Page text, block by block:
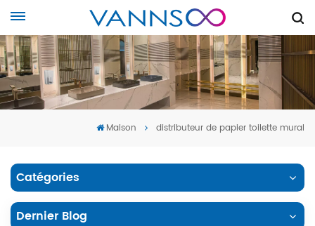
Maison distributeur de papier toilette mural
Catégories
Dernier Blog